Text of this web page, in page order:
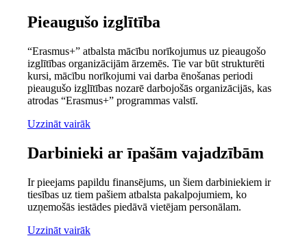
Pieaugušo izglītība
“Erasmus+” atbalsta mācību norīkojumus uz pieaugošo
izglītības organizācijām ārzemēs. Tie var būt strukturēti
kursi, mācību norīkojumi vai darba ēnošanas periodi
pieaugušo izglītības nozarē darbojošās organizācijās, kas
atrodas “Erasmus+” programmas valstī.
Uzzināt vairāk
Darbinieki ar īpašām vajadzībām
Ir pieejams papildu finansējums, un šiem darbiniekiem ir
tiesības uz tiem pašiem atbalsta pakalpojumiem, ko
uzņemošās iestādes piedāvā vietējam personālam.
Uzzināt vairāk